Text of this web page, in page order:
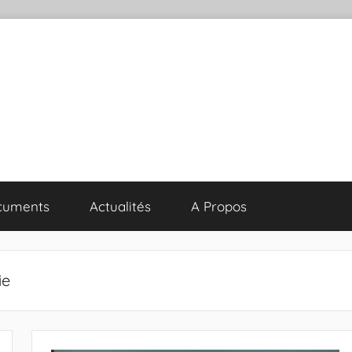
Actualités A Propos